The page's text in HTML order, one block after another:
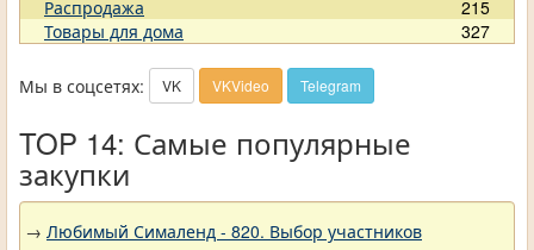
Распродажа
215
Товары для дома
327
Мы в соцсетях: VK VKVideo Telegram
TOP 14: Самые популярные
закупки
→ Любимый Сималенд - 820. Выбор участников